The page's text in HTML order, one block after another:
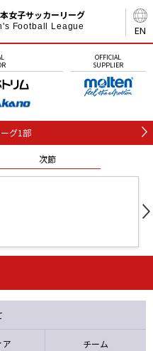
EN
女子サッカーリーグ
Football League
OFFICIAL
SUPPLIER
グ1部
次節
石人の星
ア チーム